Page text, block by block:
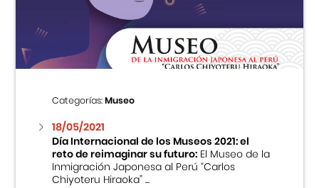
Centro Cultural Peruano Japonés
Cursos
Museo de la Inmigración Japonesa
Fondo Editorial
Teatro Peruano Japonés
Categorías:Museo
18/05/2021
Día Internacional de los Museos 2021: el
reto de reimaginar su futuro:El Museo de la
Inmigración Japonesa al Perú “Carlos
Chiyoteru Hiraoka” ...